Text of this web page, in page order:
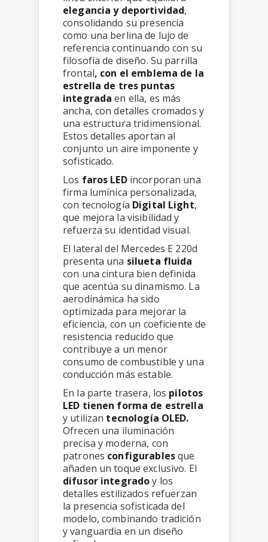
elegancia y deportividad,
consolidando su presencia
como una berlina de lujo de
referencia continuando con su
filosofía de diseño. Su parrilla
frontal, con el emblema de la
estrella de tres puntas
integradaen ella, es más
ancha, con detalles cromados y
una estructura tridimensional.
Estos detalles aportan al
conjunto un aire imponente y
sofisticado.
Los faros LEDincorporan una
firma lumínica personalizada,
con tecnología Digital Light,
que mejora la visibilidad y
refuerza su identidad visual.
El lateral del Mercedes E 220d
presenta una silueta fluida
con una cintura bien definida
que acentúa su dinamismo. La
aerodinámica ha sido
optimizada para mejorar la
eficiencia, con un coeficiente de
resistencia reducido que
contribuye a un menor
consumo de combustible y una
conducción más estable.
En la parte trasera, los pilotos
LED tienen forma de estrella
y utilizan tecnología OLED.
Ofrecen una iluminación
precisa y moderna, con
patrones configurablesque
añaden un toque exclusivo. El
difusor integradoy los
detalles estilizados refuerzan
la presencia sofisticada del
modelo, combinando tradición
y vanguardia en un diseño